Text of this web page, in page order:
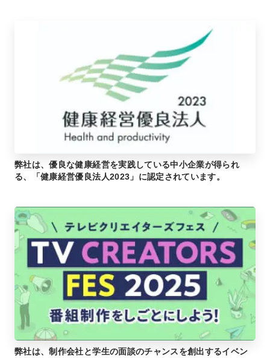
弊社は、優良な健康経営を実践している中小企業が得られ
る、「健康経営優良法人2023」に認定されています。
弊社は、制作会社と学生の面談のチャンスを創出するイベン